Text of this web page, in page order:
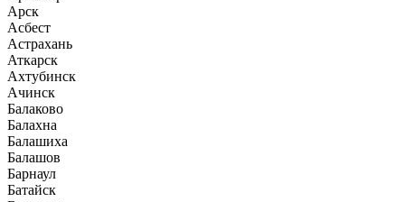
Арск
Асбест
Астрахань
Аткарск
Ахтубинск
Ачинск
Балаково
Балахна
Балашиха
Балашов
Барнаул
Батайск